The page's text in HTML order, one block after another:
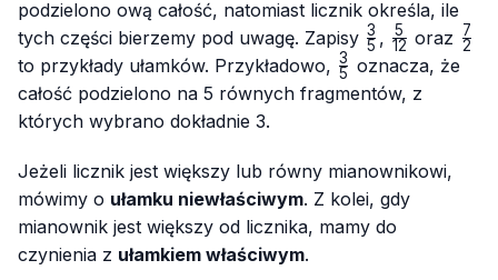
podzielono ową całość, natomiast licznik określa, ile
tych części bierzemy pod uwagę. Zapisy \frac{3}
{5}
5
3 , \frac{5}
{12}
12
5 oraz 2
7
to przykłady ułamków. Przykładowo, \frac{3}
{5}
5
3 oznacza, że
całość podzielono na 5 równych fragmentów, z
których wybrano dokładnie 3.
Jeżeli licznik jest większy lub równy mianownikowi,
mówimy o ułamku niewłaściwym. Z kolei, gdy
mianownik jest większy od licznika, mamy do
czynienia z ułamkiem właściwym.